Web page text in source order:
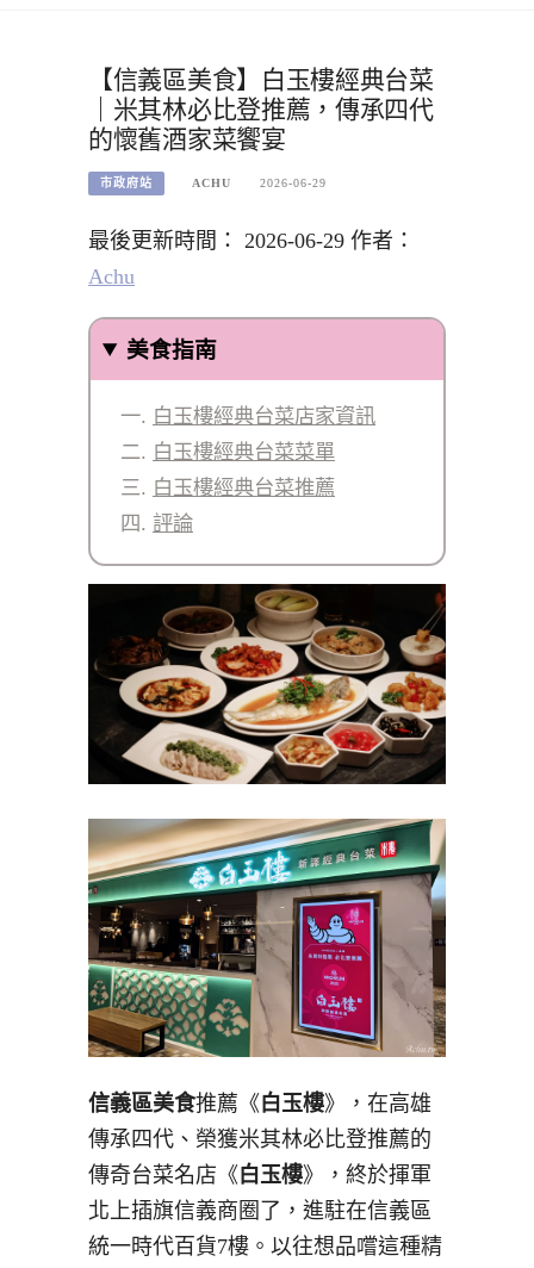
【信義區美食】白玉樓經典台菜
｜米其林必比登推薦，傳承四代
的懷舊酒家菜饗宴
市政府站 ACHU 2026-06-29
最後更新時間： 2026-06-29 作者：
Achu
美食指南
白玉樓經典台菜店家資訊
白玉樓經典台菜菜單
白玉樓經典台菜推薦
評論
信義區美食推薦《白玉樓》，在高雄
傳承四代、榮獲米其林必比登推薦的
傳奇台菜名店《白玉樓》，終於揮軍
北上插旗信義商圈了，進駐在信義區
統一時代百貨7樓。以往想品嚐這種精